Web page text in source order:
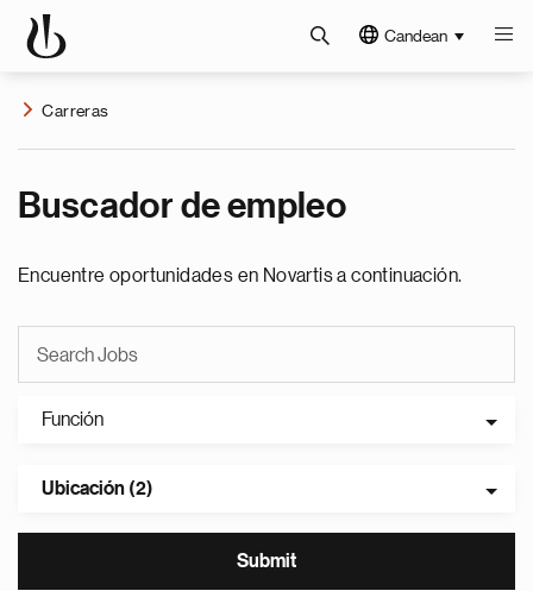
Candean
Carreras
Buscador de empleo
Encuentre oportunidades en Novartis a continuación.
Función
Ubicación (2)